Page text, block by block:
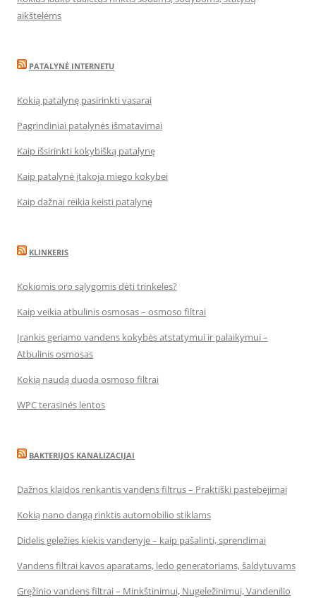
aikštelėms
PATALYNĖ INTERNETU
Kokią patalynę pasirinkti vasarai
Pagrindiniai patalynės išmatavimai
Kaip išsirinkti kokybišką patalynę
Kaip patalynė įtakoja miego kokybei
Kaip dažnai reikia keisti patalynę
KLINKERIS
Kokiomis oro sąlygomis dėti trinkeles?
Kaip veikia atbulinis osmosas – osmoso filtrai
Įrankis geriamo vandens kokybės atstatymui ir palaikymui –
Atbulinis osmosas
Kokią naudą duoda osmoso filtrai
WPC terasinės lentos
BAKTERIJOS KANALIZACIJAI
Dažnos klaidos renkantis vandens filtrus – Praktiški pastebėjimai
Kokią nano dangą rinktis automobilio stiklams
Didelis geležies kiekis vandenyje – kaip pašalinti, sprendimai
Vandens filtrai kavos aparatams, ledo generatoriams, šaldytuvams
Gręžinio vandens filtrai – Minkštinimui, Nugeležinimui, Vandenilio